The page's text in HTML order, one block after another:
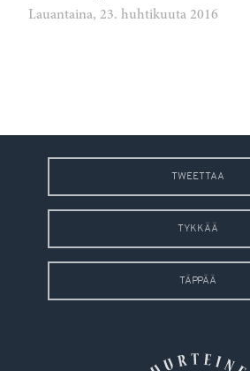
Lauantaina, 23. huhtikuuta 2016
TWEETTAA
TYKKÄÄ
TÄPPÄÄ